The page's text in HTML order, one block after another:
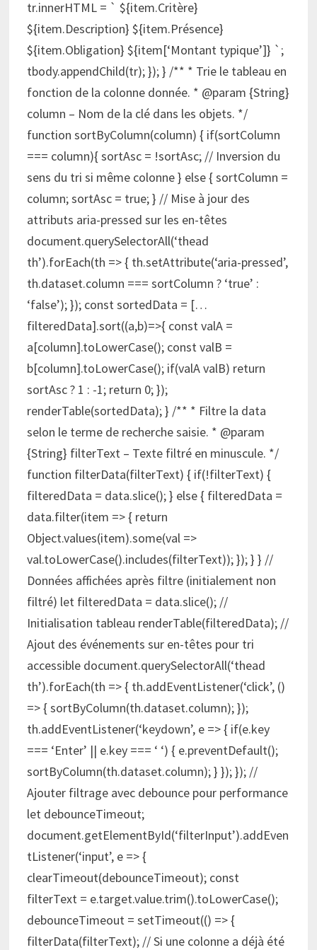
tr.innerHTML = ` ${item.Critère}
${item.Description} ${item.Présence}
${item.Obligation} ${item[‘Montant typique’]} `;
tbody.appendChild(tr); }); } /** * Trie le tableau en
fonction de la colonne donnée. * @param {String}
column – Nom de la clé dans les objets. */
function sortByColumn(column) { if(sortColumn
=== column){ sortAsc = !sortAsc; // Inversion du
sens du tri si même colonne } else { sortColumn =
column; sortAsc = true; } // Mise à jour des
attributs aria-pressed sur les en-têtes
document.querySelectorAll(‘thead
th’).forEach(th => { th.setAttribute(‘aria-pressed’,
th.dataset.column === sortColumn ? ‘true’ :
‘false’); }); const sortedData = […
filteredData].sort((a,b)=>{ const valA =
a[column].toLowerCase(); const valB =
b[column].toLowerCase(); if(valA valB) return
sortAsc ? 1 : -1; return 0; });
renderTable(sortedData); } /** * Filtre la data
selon le terme de recherche saisie. * @param
{String} filterText – Texte filtré en minuscule. */
function filterData(filterText) { if(!filterText) {
filteredData = data.slice(); } else { filteredData =
data.filter(item => { return
Object.values(item).some(val =>
val.toLowerCase().includes(filterText)); }); } } //
Données affichées après filtre (initialement non
filtré) let filteredData = data.slice(); //
Initialisation tableau renderTable(filteredData); //
Ajout des événements sur en-têtes pour tri
accessible document.querySelectorAll(‘thead
th’).forEach(th => { th.addEventListener(‘click’, ()
=> { sortByColumn(th.dataset.column); });
th.addEventListener(‘keydown’, e => { if(e.key
=== ‘Enter’ || e.key === ‘ ‘) { e.preventDefault();
sortByColumn(th.dataset.column); } }); }); //
Ajouter filtrage avec debounce pour performance
let debounceTimeout;
document.getElementById(‘filterInput’).addEven
tListener(‘input’, e => {
clearTimeout(debounceTimeout); const
filterText = e.target.value.trim().toLowerCase();
debounceTimeout = setTimeout(() => {
filterData(filterText); // Si une colonne a déjà été